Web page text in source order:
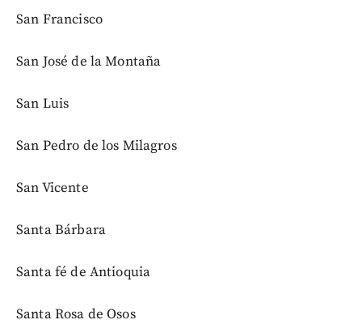
San Francisco
San José de la Montaña
San Luis
San Pedro de los Milagros
San Vicente
Santa Bárbara
Santa fé de Antioquia
Santa Rosa de Osos